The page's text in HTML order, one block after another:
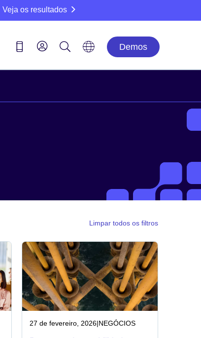
Veja os resultados
Demos
Limpar todos os filtros
27 de fevereiro, 2026|NEGÓCIOS